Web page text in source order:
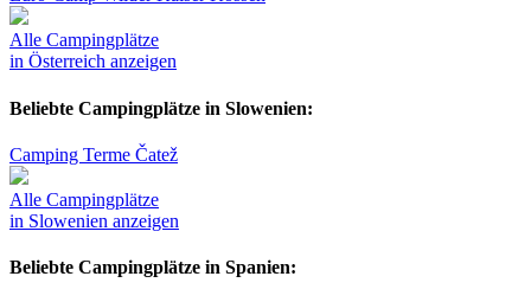
Alle Campingplätze
in Österreich anzeigen
Beliebte Campingplätze in Slowenien:
Camping Terme Čatež
Alle Campingplätze
in Slowenien anzeigen
Beliebte Campingplätze in Spanien: